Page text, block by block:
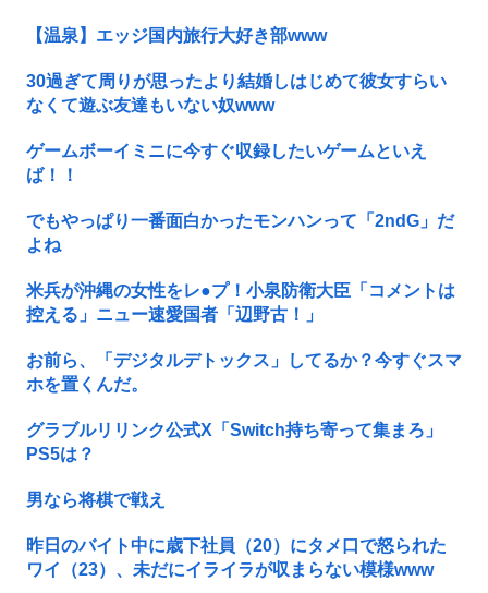
【温泉】エッジ国内旅行大好き部www
30過ぎて周りが思ったより結婚しはじめて彼女すらい
なくて遊ぶ友達もいない奴www
ゲームボーイミニに今すぐ収録したいゲームといえ
ば！！
でもやっぱり一番面白かったモンハンって「2ndG」だ
よね
米兵が沖縄の女性をレ●プ！小泉防衛大臣「コメントは
控える」ニュー速愛国者「辺野古！」
お前ら、「デジタルデトックス」してるか？今すぐスマ
ホを置くんだ。
グラブルリリンク公式X「Switch持ち寄って集まろ」
PS5は？
男なら将棋で戦え
昨日のバイト中に歳下社員（20）にタメ口で怒られた
ワイ（23）、未だにイライラが収まらない模様www